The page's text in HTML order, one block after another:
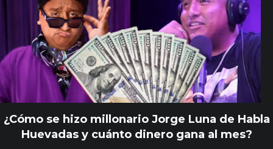
¿Cómo se hizo millonario Jorge Luna de Habla
Huevadas y cuánto dinero gana al mes?